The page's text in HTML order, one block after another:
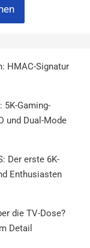
HMAC-Signatur
5K-Gaming-
und Dual-Mode
Der erste 6K-
Enthusiasten
die TV-Dose?
Detail